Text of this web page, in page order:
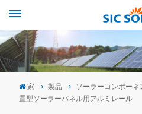
家 製品 ソーラーコンポーネ
置型ソーラーパネル用アルミレール